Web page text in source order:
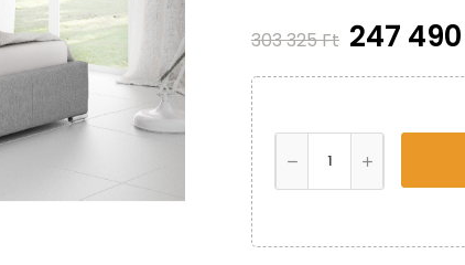
303 325 Ft 247